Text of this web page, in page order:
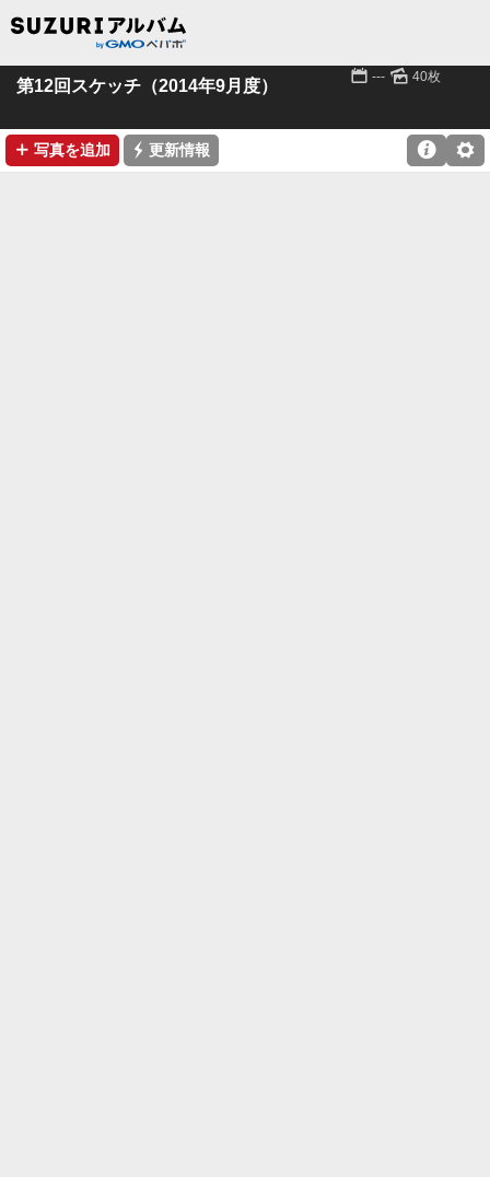
第12回スケッチ（2014年9月度） 📅 --- 🌄 40枚
➕ 写真を追加 ⚡ 更新情報 ⚙
